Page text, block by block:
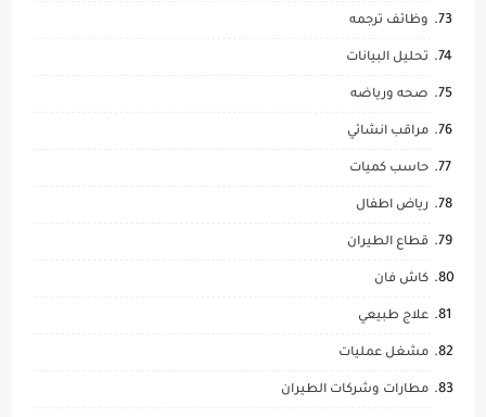
وظائف ترجمه
تحليل البيانات
صحه ورياضه
مراقب انشائي
حاسب كميات
رياض اطفال
قطاع الطيران
كاش فان
علاج طبيعي
مشغل عمليات
مطارات وشركات الطيران